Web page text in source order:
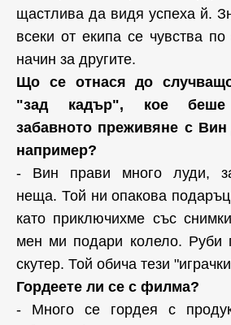
щастлива да видя успеха й.
всеки от екипа се чувства
начин за другите.
Що се отнася до
"зад кадър", кое
забавното преживяне с Вин
например?
- Вин прави много луди,
неща. Той ни опакова
като приключихме със
мен ми подари колело. Руби
скутер. Той обича тези
Гордеете ли се с филма?
- Много се гордея с